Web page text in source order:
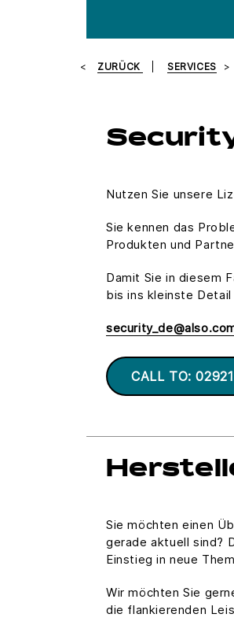
ZURÜCK SERVICES
Nutzen Sie unsere
Sie kennen das
Produkten und
Damit Sie in diesem
bis ins kleinste
CALL TO:
Sie möchten einen
gerade aktuell sind?
Einstieg in neue
Wir möchten Sie
die flankierenden